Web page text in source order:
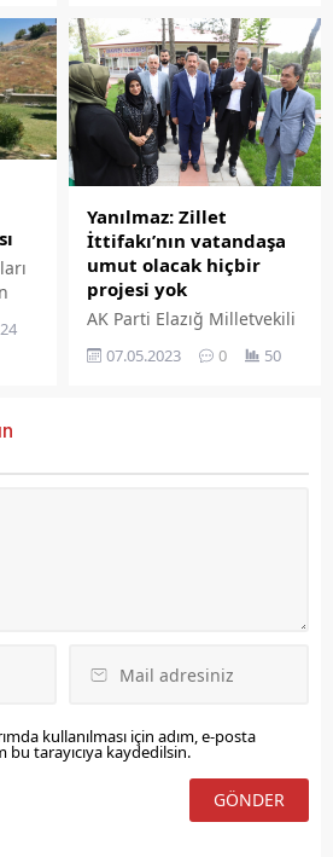
gerçekleştirilecek
Cumhurbaşkanlığı seçimi
için Elazığlılarla bir araya
gelip Cumhurbaşkanı
Recep Tayyip Erdoğan’ın
selamını ileten Demirbağ,
Sürsürü Mahallesi’nde
vatandaşlarla buluştu
24
Yanılmaz: Zillet
İttifakı’nın vatandaşa
umut olacak hiçbir
projesi yok
AK Parti Elazığ Milletvekili
Adayı Mücahit Yanılmaz,
Millet İttifakı'nın
07.05.2023 0 50
kullanılması için adım, e-posta
tarayıcıya kaydedilsin.